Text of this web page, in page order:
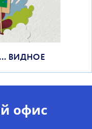
ВИДНОЕ
офис